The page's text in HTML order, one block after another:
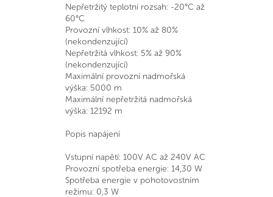
Nepřetržitý teplotní rozsah: -20°C až
60°C
Provozní vlhkost: 10% až 80%
(nekondenzující)
Nepřetržitá vlhkost: 5% až 90%
(nekondenzující)
Maximální provozní nadmořská
výška: 5000 m
Maximální nepřetržitá nadmořská
výška: 12192 m
Popis napájení
Vstupní napětí: 100V AC až 240V AC
Provozní spotřeba energie: 14,30 W
Spotřeba energie v pohotovostním
režimu: 0,3 W